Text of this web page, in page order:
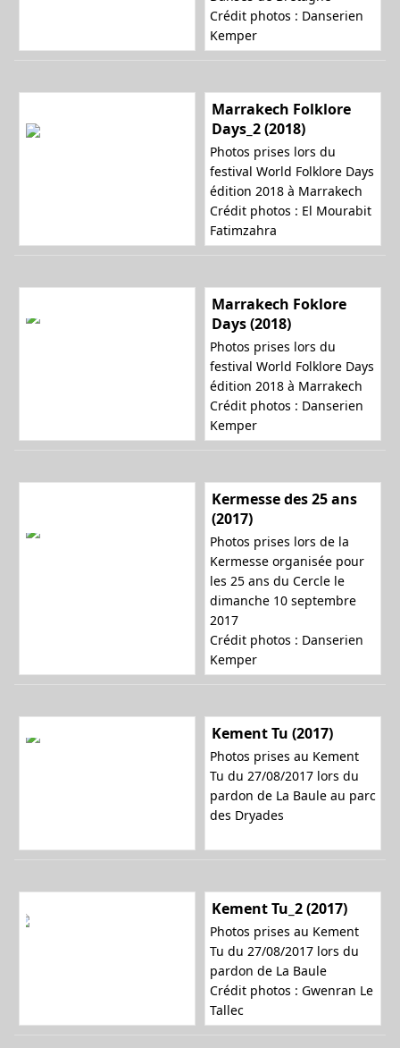
Crédit photos : Danserien
Kemper
Marrakech Folklore
Days_2 (2018)
Photos prises lors du
festival World Folklore Days
édition 2018 à Marrakech
Crédit photos : El Mourabit
Fatimzahra
Marrakech Foklore
Days (2018)
Photos prises lors du
festival World Folklore Days
édition 2018 à Marrakech
Crédit photos : Danserien
Kemper
Kermesse des 25 ans
(2017)
Photos prises lors de la
Kermesse organisée pour
les 25 ans du Cercle le
dimanche 10 septembre
2017
Crédit photos : Danserien
Kemper
Kement Tu (2017)
Photos prises au Kement
Tu du 27/08/2017 lors du
pardon de La Baule au parc
des Dryades
Kement Tu_2 (2017)
Photos prises au Kement
Tu du 27/08/2017 lors du
pardon de La Baule
Crédit photos : Gwenran Le
Tallec